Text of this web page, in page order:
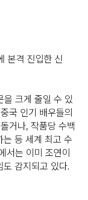
본격 진입한 신
을 크게 줄일 수 있
국 인기 배우들의
거나, 작품당 수백
등 세계 최고 수
서는 이미 조연이
감지되고 있다.